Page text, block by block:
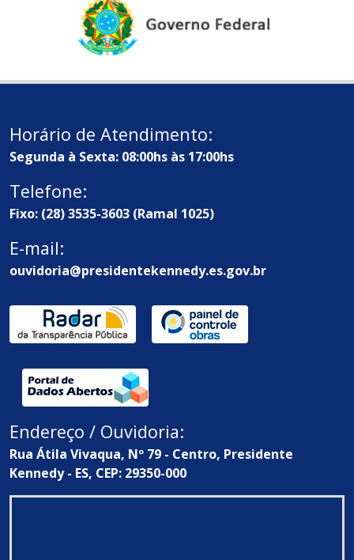
Horário de Atendimento:
Segunda à Sexta: 08:00hs às 17:00hs
Telefone:
Fixo: (28) 3535-3603 (Ramal 1025)
E-mail:
ouvidoria@presidentekennedy.es.gov.br
Endereço / Ouvidoria:
Rua Átila Vivaqua, Nº 79 - Centro, Presidente
Kennedy - ES, CEP: 29350-000